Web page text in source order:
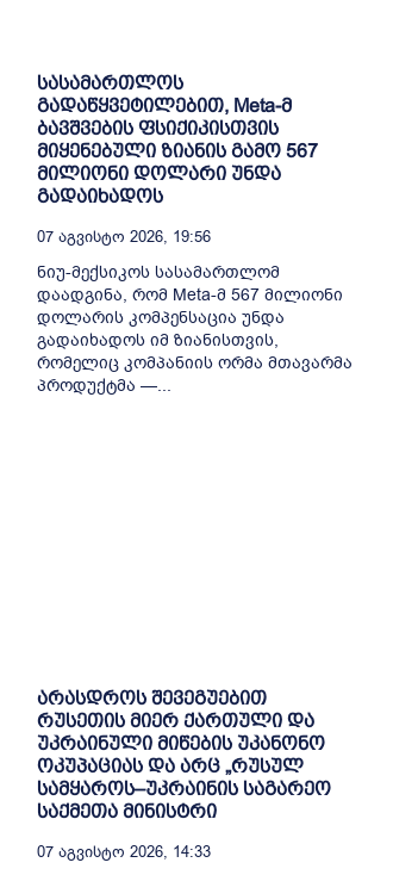
სასამართლოს
გადაწყვეტილებით, Meta-მ
ბავშვების ფსიქიკისთვის
მიყენებული ზიანის გამო 567
მილიონი დოლარი უნდა
გადაიხადოს
07 Აგვისტო 2026, 19:56
ნიუ-მექსიკოს სასამართლომ
დაადგინა, რომ Meta-მ 567 მილიონი
დოლარის კომპენსაცია უნდა
გადაიხადოს იმ ზიანისთვის,
რომელიც კომპანიის ორმა მთავარმა
პროდუქტმა —...
არასდროს შევეგუებით
რუსეთის მიერ ქართული და
უკრაინული მიწების უკანონო
ოკუპაციას და არც „რუსულ
სამყაროს–უკრაინის საგარეო
საქმეთა მინისტრი
07 Აგვისტო 2026, 14:33